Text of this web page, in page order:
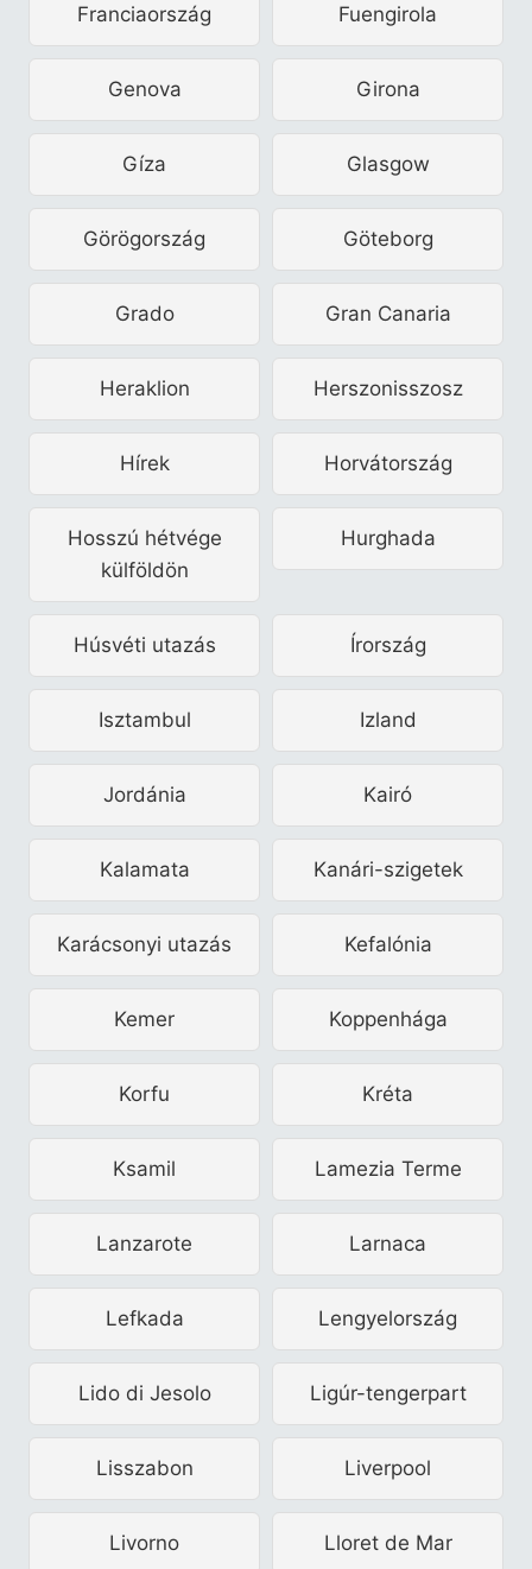
Franciaország Fuengirola
Genova Girona
Gíza Glasgow
Görögország Göteborg
Grado Gran Canaria
Heraklion Herszonisszosz
Hírek Horvátország
Hosszú hétvége
külföldön
Hurghada
Húsvéti utazás Írország
Isztambul Izland
Jordánia Kairó
Kalamata Kanári-szigetek
Karácsonyi utazás Kefalónia
Kemer Koppenhága
Korfu Kréta
Ksamil Lamezia Terme
Lanzarote Larnaca
Lefkada Lengyelország
Lido di Jesolo Ligúr-tengerpart
Lisszabon Liverpool
Livorno Lloret de Mar